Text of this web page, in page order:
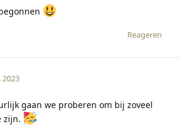
Reageren
2023
gaan we proberen om bij zoveel
zijn.